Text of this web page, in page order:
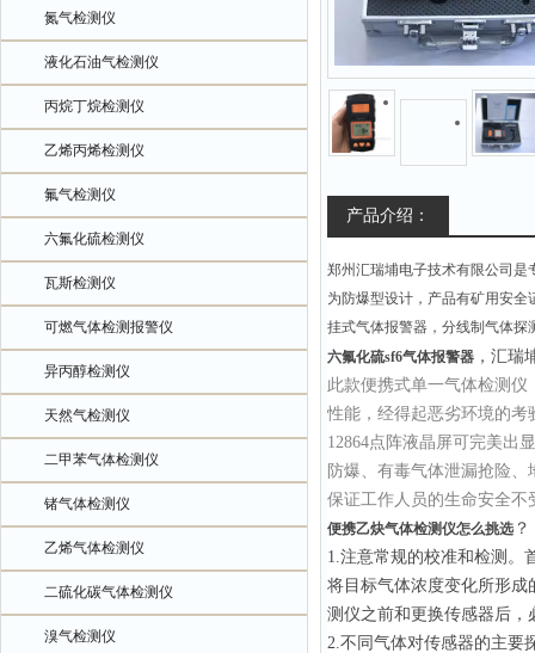
氮气检测仪
液化石油气检测仪
丙烷丁烷检测仪
乙烯丙烯检测仪
氟气检测仪
六氟化硫检测仪
瓦斯检测仪
可燃气体检测报警仪
异丙醇检测仪
天然气检测仪
二甲苯气体检测仪
锗气体检测仪
乙烯气体检测仪
二硫化碳气体检测仪
溴气检测仪
产品介绍：
郑州汇瑞埔电子技术有限公司是
为防爆型设计，产品有矿用安全
挂式气体报警器，分线制气体探
六氟化硫sf6气体报警器 ，汇瑞
此款便携式单一气体检测
性能，经得起恶劣环境的考
12864点阵液晶屏可完美出
防爆、有毒气体泄漏抢险
保证工作人员的生命安全
便携乙炔气体检测仪怎么挑选 ？
1.注意常规的校准和检测 。
将目标气体浓度变化所形
测仪之前和更换传感器后
2.不同气体对传感器的主要